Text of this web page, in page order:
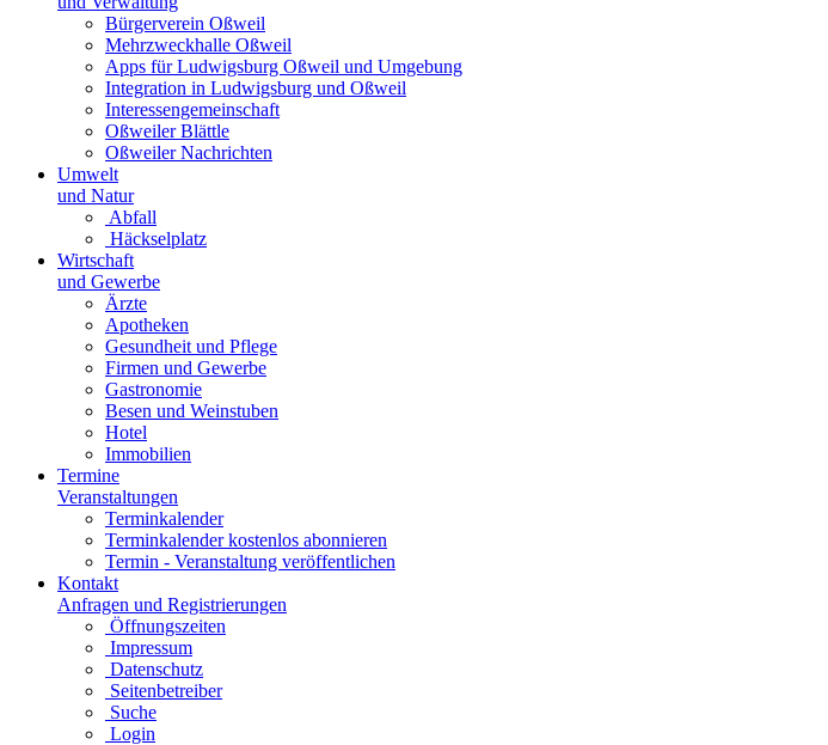
Bürgerverein Oßweil
Mehrzweckhalle Oßweil
Apps für Ludwigsburg Oßweil und Umgebung
Integration in Ludwigsburg und Oßweil
Interessengemeinschaft
Oßweiler Blättle
Oßweiler Nachrichten
Umwelt
und Natur
Abfall
Häckselplatz
Wirtschaft
und Gewerbe
Ärzte
Apotheken
Gesundheit und Pflege
Firmen und Gewerbe
Gastronomie
Besen und Weinstuben
Hotel
Immobilien
Termine
Veranstaltungen
Terminkalender
Terminkalender kostenlos abonnieren
Termin - Veranstaltung veröffentlichen
Kontakt
Anfragen und Registrierungen
Öffnungszeiten
Impressum
Datenschutz
Seitenbetreiber
Suche
Login